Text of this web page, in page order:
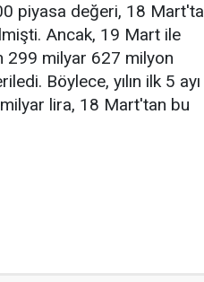
piyasa değeri, 18 Mart'ta
Ancak, 19 Mart ile
299 milyar 627 milyon
Böylece, yılın ilk 5 ayı
lira, 18 Mart'tan bu